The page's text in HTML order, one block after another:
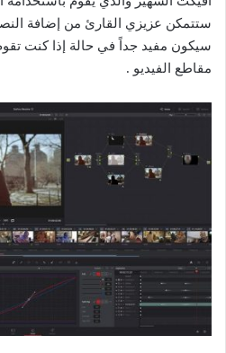
ستتمكن عزيزي القارئ من إضافة
سيكون مفيد جداً في حالة إذا كنت
مقاطع الفيديو .